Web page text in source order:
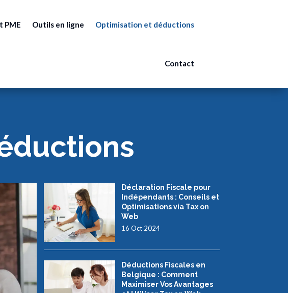
PME Outils en ligne Optimisation et déductions
Contact
Déclaration Fiscale pour
Indépendants : Conseils et
Optimisations via Tax on
Web
16 Oct 2024
Déductions Fiscales en
Belgique : Comment
Maximiser Vos Avantages